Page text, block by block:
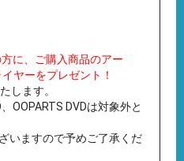
に、ご購入商品のアー
ヤーをプレゼント！
します。
OOPARTS DVDは対象外と
いますので予めご了承くだ